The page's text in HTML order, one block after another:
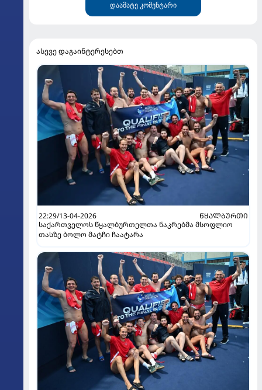
დაამატე კომენტარი
ასევე დაგაინტერესებთ
22:29/13-04-2026
ᲬᲧᲐᲚᲑᲣᲠᲗᲘ
საქართველოს წყალბურთელთა ნაკრებმა მსოფლიო
თასზე ბოლო მატჩი ჩაატარა